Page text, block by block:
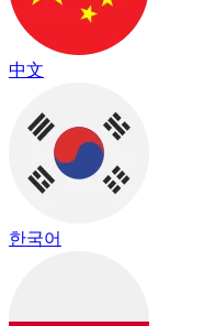
中文
한국어